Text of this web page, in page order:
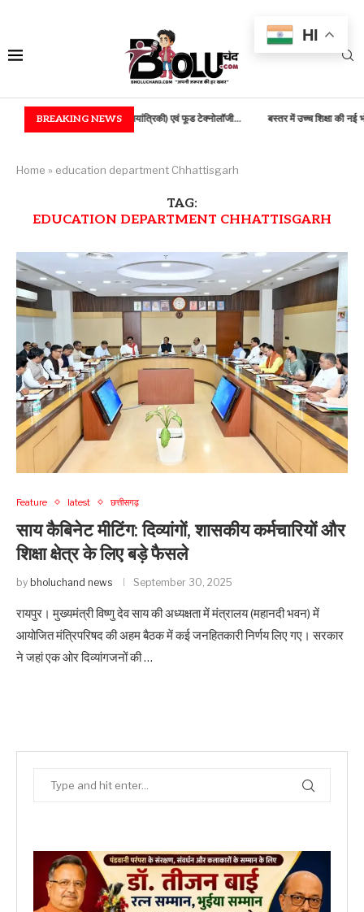
BREAKING NEWS
में B.TECH (कृषि अभियांत्रिकी) एवं फूड टेक्नोलॉजी... बस्तर में उच्च शिक्षा की नई भोर, 100...
Home » education department Chhattisgarh
TAG:
EDUCATION DEPARTMENT CHHATTISGARH
Feature latest छत्तीसगढ़
साय कैबिनेट मीटिंग: दिव्यांगों, शासकीय कर्मचारियों और
शिक्षा क्षेत्र के लिए बड़े फैसले
by bholuchand news September 30, 2025
रायपुर। मुख्यमंत्री विष्णु देव साय की अध्यक्षता में मंत्रालय (महानदी भवन) में
आयोजित मंत्रिपरिषद की अहम बैठक में कई जनहितकारी निर्णय लिए गए। सरकार
ने जहां एक ओर दिव्यांगजनों की …
HI